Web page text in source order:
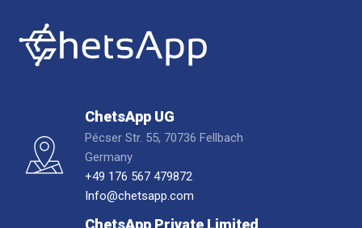
ChetsApp UG
Pécser Str. 55, 70736 Fellbach
Germany
+49 176 567 479872
Info@chetsapp.com
ChetsApp Private Limited